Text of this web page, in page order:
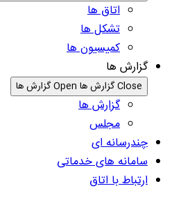
اتاق ها
تشکل ها
کمیسیون ها
گزارش ها
Close گزارش ها Open گزارش ها
گزارش ها
مجلس
چندرسانه ای
سامانه های خدماتی
ارتباط با اتاق